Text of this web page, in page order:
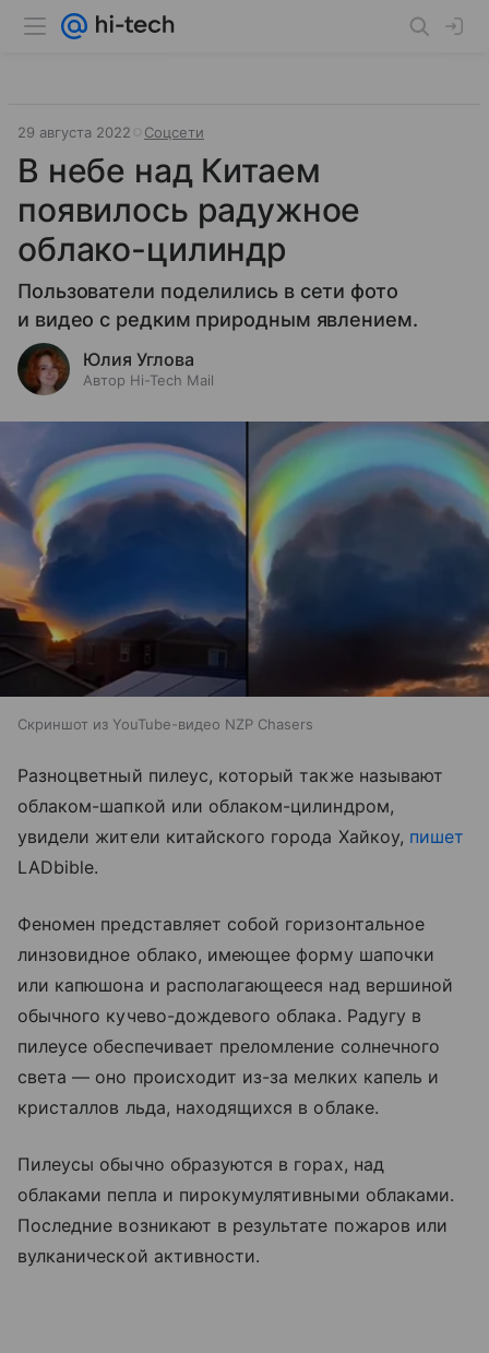
29 августа 2022 Соцсети
В небе над Китаем
появилось радужное
облако-цилиндр
Пользователи поделились в сети фото
и видео с редким природным явлением.
Юлия Углова
Автор Hi-Tech Mail
Скриншот из YouTube-видео NZP Chasers
Разноцветный пилеус, который также называют
облаком-шапкой или облаком-цилиндром,
увидели жители китайского города Хайкоу, пишет
LADbible.
Феномен представляет собой горизонтальное
линзовидное облако, имеющее форму шапочки
или капюшона и располагающееся над вершиной
обычного кучево-дождевого облака. Радугу в
пилеусе обеспечивает преломление солнечного
света— оно происходит из-за мелких капель и
кристаллов льда, находящихся в облаке.
Пилеусы обычно образуются в горах, над
облаками пепла и пирокумулятивными облаками.
Последние возникают в результате пожаров или
вулканической активности.